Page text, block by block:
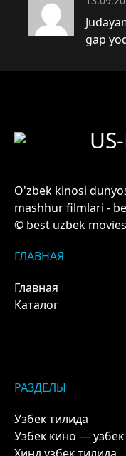
gap
O'zbek kinosi
mashhur filmlari -
© best uzbek movies
ГЛАВНАЯ
Главная
Каталог
РАЗДЕЛЫ
Узбек тилида
Узбек кино —